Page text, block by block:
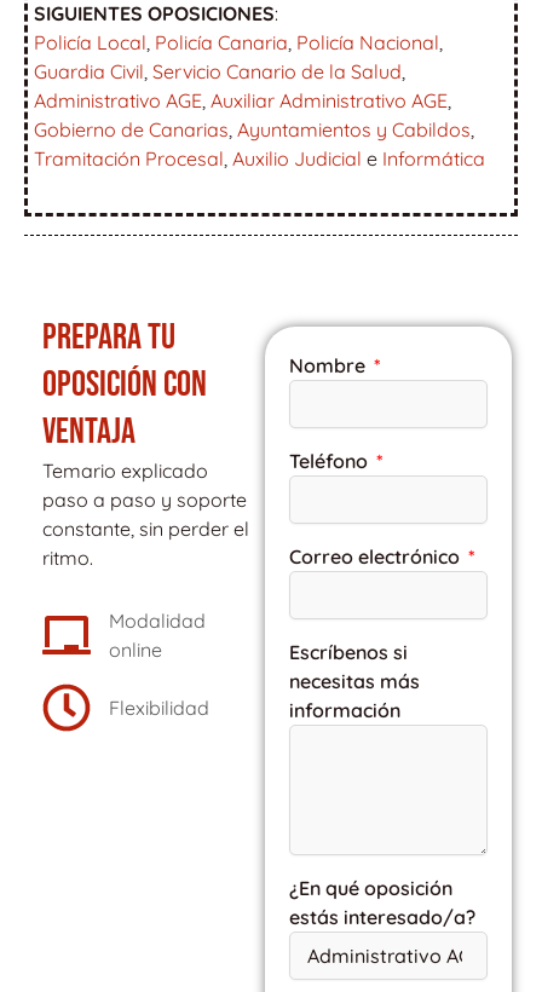
SIGUIENTES OPOSICIONES:
Policía Local, Policía Canaria, Policía Nacional,
Guardia Civil, Servicio Canario de la Salud,
Administrativo AGE, Auxiliar Administrativo AGE,
Gobierno de Canarias, Ayuntamientos y Cabildos,
Tramitación Procesal, Auxilio Judicial e Informática
PREPARA TU
OPOSICIÓN CON
VENTAJA
Temario explicado
paso a paso y soporte
constante, sin perder el
ritmo.
Modalidad
online
Flexibilidad
Nombre
Teléfono
Correo electrónico
Escríbenos si
necesitas más
información
¿En qué oposición
estás interesado/a?